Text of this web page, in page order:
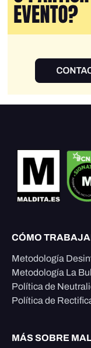
CÓMO
Metodología
Metodología La
Política de
Política de
MÁS SOBRE